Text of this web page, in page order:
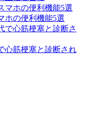
ホの便利機能5選
心筋梗塞と診断され